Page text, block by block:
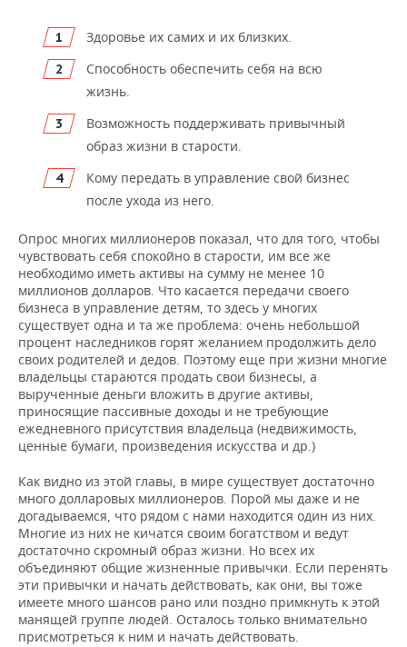
Здоровье их самих и их близких.
Способность обеспечить себя на всю
жизнь.
Возможность поддерживать привычный
образ жизни в старости.
Кому передать в управление свой бизнес
после ухода из него.
Опрос многих миллионеров показал, что для того, чтобы
чувствовать себя спокойно в старости, им все же
необходимо иметь активы на сумму не менее 10
миллионов долларов. Что касается передачи своего
бизнеса в управление детям, то здесь у многих
существует одна и та же проблема: очень небольшой
процент наследников горят желанием продолжить дело
своих родителей и дедов. Поэтому еще при жизни многие
владельцы стараются продать свои бизнесы, а
вырученные деньги вложить в другие активы,
приносящие пассивные доходы и не требующие
ежедневного присутствия владельца (недвижимость,
ценные бумаги, произведения искусства и др.)
Как видно из этой главы, в мире существует достаточно
много долларовых миллионеров. Порой мы даже и не
догадываемся, что рядом с нами находится один из них.
Многие из них не кичатся своим богатством и ведут
достаточно скромный образ жизни. Но всех их
объединяют общие жизненные привычки. Если перенять
эти привычки и начать действовать, как они, вы тоже
имеете много шансов рано или поздно примкнуть к этой
манящей группе людей. Осталось только внимательно
присмотреться к ним и начать действовать.